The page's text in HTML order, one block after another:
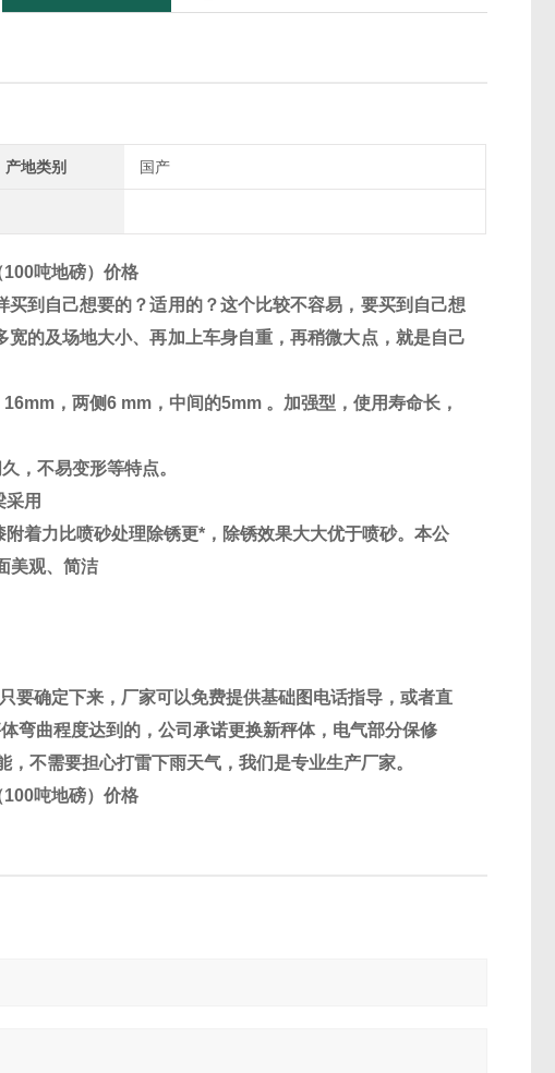
产地类别 国产
吨地磅）价格
到自己想要的？适用的？这个比较不容易，要买到自己想
的及场地大小、再加上车身自重，再稍微大点，就是自己
16mm ，两侧6 mm ，中间的5mm 。加强型，使用寿命长，
，不易变形等特点。
采用
着力比喷砂处理除锈更*，除锈效果大大优于喷砂。本公
美观、简洁
要确定下来，厂家可以免费提供基础图电话指导，或者直
弯曲程度达到的，公司承诺更换新秤体，电气部分保修
不需要担心打雷下雨天气，我们是专业生产厂家。
吨地磅）价格